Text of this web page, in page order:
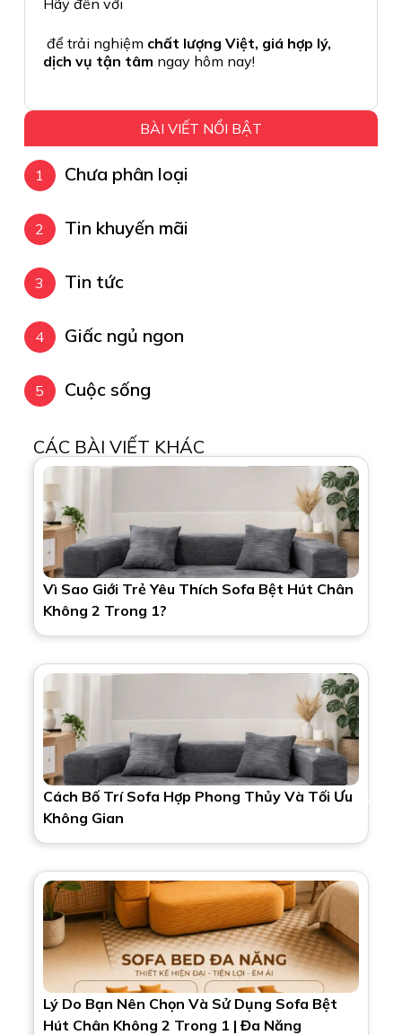
để trải nghiệm chất lượng Việt, giá hợp lý,
dịch vụ tận tâm ngay hôm nay!
BÀI VIẾT NỔI BẬT
Chưa phân loại
Tin khuyến mãi
Tin tức
Giấc ngủ ngon
Cuộc sống
CÁC BÀI VIẾT KHÁC
Vì Sao Giới Trẻ Yêu Thích Sofa Bệt Hút Chân
Không 2 Trong 1?
Cách Bố Trí Sofa Hợp Phong Thủy Và Tối Ưu
Không Gian
Lý Do Bạn Nên Chọn Và Sử Dụng Sofa Bệt
Hút Chân Không 2 Trong 1 | Đa Năng